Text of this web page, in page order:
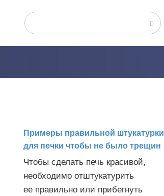
Поиск:
Примеры правильной штукатурки
для печки чтобы не было трещин
Чтобы сделать печь красивой,
необходимо отштукатурить
ее правильно или прибегнуть